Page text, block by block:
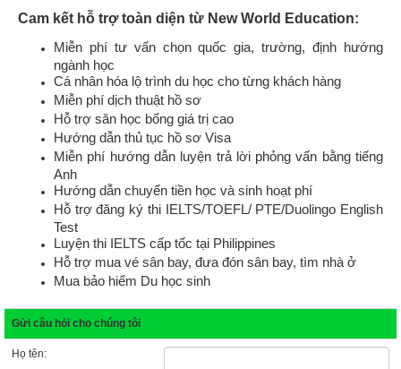
Cam kết hỗ trợ toàn diện từ New World Education:
Miễn phí tư vấn chọn quốc gia, trường, định hướng
ngành học
Cá nhân hóa lộ trình du học cho từng khách hàng
Miễn phí dịch thuật hồ sơ
Hỗ trợ săn học bổng giá trị cao
Hướng dẫn thủ tục hồ sơ Visa
Miễn phí hướng dẫn luyện trả lời phỏng vấn bằng tiếng
Anh
Hướng dẫn chuyển tiền học và sinh hoạt phí
Hỗ trợ đăng ký thi IELTS/TOEFL/ PTE/Duolingo English
Test
Luyện thi IELTS cấp tốc tại Philippines
Hỗ trợ mua vé sân bay, đưa đón sân bay, tìm nhà ở
Mua bảo hiểm Du học sinh
Gửi câu hỏi cho chúng tôi
Họ tên: